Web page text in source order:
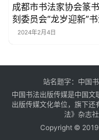
成都市书法家协会篆
刻委员会“龙岁迎新”
刻专题作品展
2024年2月4日
站名题字：中国
中国书法出版传媒是中国文
出版传媒文化单位，旗下
法》杂志
Copyright © 2019